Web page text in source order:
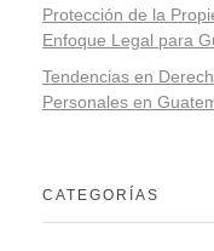
Protección de la
Enfoque Legal para
Tendencias en
Personales en
CATEGORÍAS